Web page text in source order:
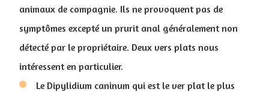
animaux de compagnie. Ils ne provoquent pas de
symptômes excepté un prurit anal généralement non
détecté par le propriétaire. Deux vers plats nous
intéressent en particulier.
Le Dipylidium caninum qui est le ver plat le plus